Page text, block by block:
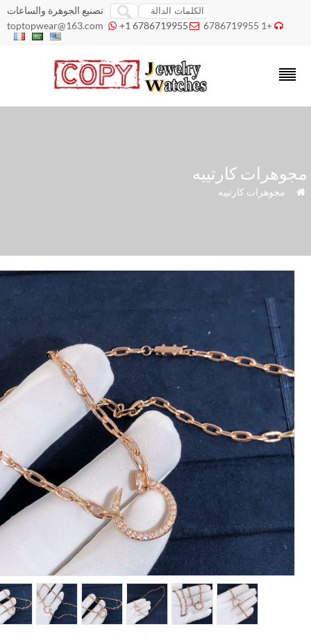
تصنيع الجوهرة والساعات
+1 6786719955

toptopwear@163.com  +1 6786719955
كارتييه
»مجوهرات كارتييه